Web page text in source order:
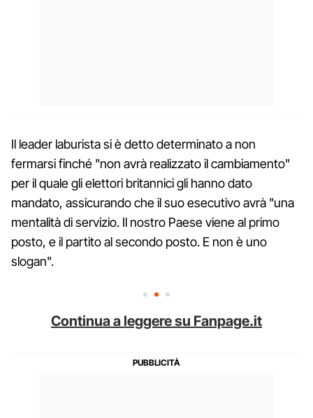
Il leader laburista si è detto determinato a non
fermarsi finché "non avrà realizzato il cambiamento"
per il quale gli elettori britannici gli hanno dato
mandato, assicurando che il suo esecutivo avrà "una
mentalità di servizio. Il nostro Paese viene al primo
posto, e il partito al secondo posto. E non è uno
slogan".
Continua a leggere su Fanpage.it